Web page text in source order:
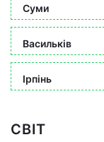
Суми
Васильків
Ірпінь
СВІТ